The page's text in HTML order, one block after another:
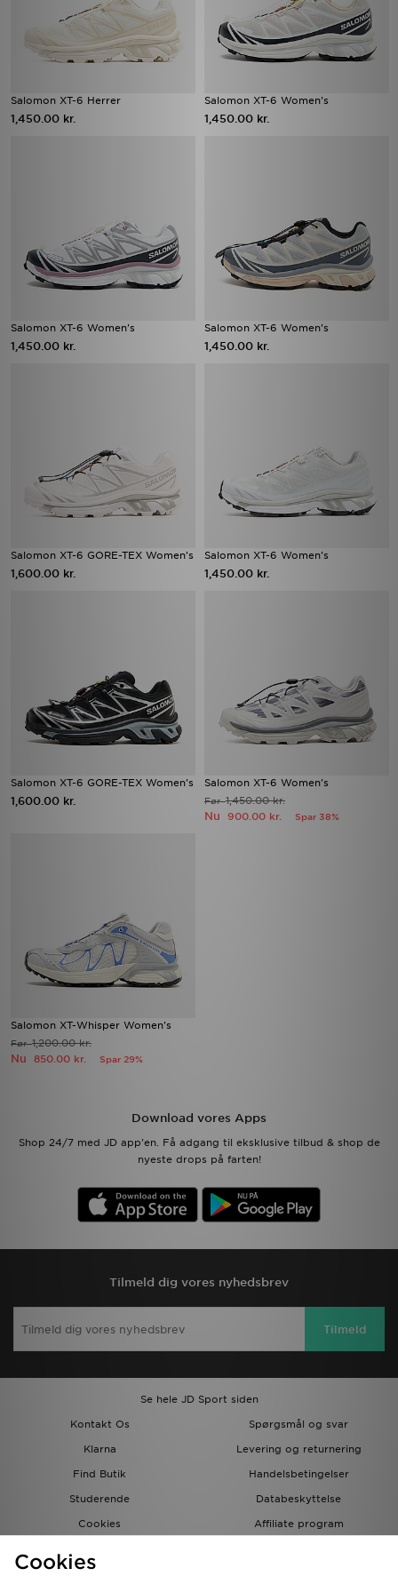
Salomon XT-6 Herrer
1,450.00 kr.
Salomon XT-6 Women's
1,450.00 kr.
Salomon XT-6 Women's
1,450.00 kr.
Salomon XT-6 Women's
1,450.00 kr.
Salomon XT-6 GORE-TEX Women's
1,600.00 kr.
Salomon XT-6 Women's
1,450.00 kr.
Salomon XT-6 GORE-TEX Women's
1,600.00 kr.
Salomon XT-6 Women's
Før1,450.00 kr.
Nu 900.00 kr. Spar 38%
Salomon XT-Whisper Women's
Før1,200.00 kr.
Nu 850.00 kr. Spar 29%
Download vores Apps
Shop 24/7 med JD app'en. Få adgang til eksklusive tilbud & shop de
nyeste drops på farten!
Tilmeld dig vores nyhedsbrev
Tilmeld
Se hele JD Sport siden
Kontakt Os
Spørgsmål og svar
Klarna
Levering og returnering
Find Butik
Handelsbetingelser
Studerende
Databeskyttelse
Cookies
Affiliate program
Cookies